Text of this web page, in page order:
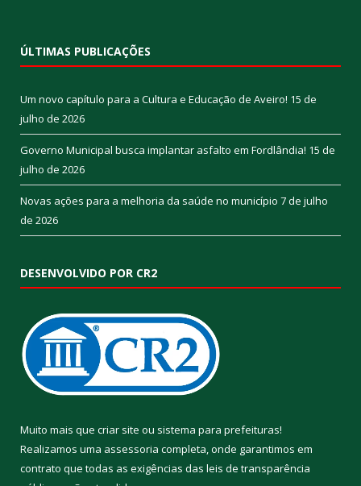
ÚLTIMAS PUBLICAÇÕES
Um novo capítulo para a Cultura e Educação de Aveiro! 15 de
julho de 2026
Governo Municipal busca implantar asfalto em Fordlândia! 15 de
julho de 2026
Novas ações para a melhoria da saúde no município 7 de julho
de 2026
DESENVOLVIDO POR CR2
Muito mais que criar site ou sistema para prefeituras!
Realizamos uma assessoria completa, onde garantimos em
contrato que todas as exigências das leis de transparência